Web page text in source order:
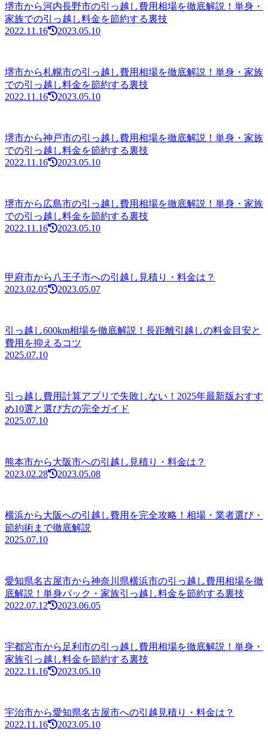
堺市から河内長野市の引っ越し費用相場を徹底解説！単身・
家族での引っ越し料金を節約する裏技
2022.11.16
2023.05.10
堺市から札幌市の引っ越し費用相場を徹底解説！単身・家族
での引っ越し料金を節約する裏技
2022.11.16
2023.05.10
堺市から神戸市の引っ越し費用相場を徹底解説！単身・家族
での引っ越し料金を節約する裏技
2022.11.16
2023.05.10
堺市から広島市の引っ越し費用相場を徹底解説！単身・家族
での引っ越し料金を節約する裏技
2022.11.16
2023.05.10
甲府市から八王子市への引越し見積り・料金は？
2023.02.05
2023.05.07
引っ越し600km相場を徹底解説！長距離引越しの料金目安と
費用を抑えるコツ
2025.07.10
引っ越し費用計算アプリで失敗しない！2025年最新版おすす
め10選と選び方の完全ガイド
2025.07.10
熊本市から大阪市への引越し見積り・料金は？
2023.02.28
2023.05.08
横浜から大阪への引越し費用を完全攻略！相場・業者選び・
節約術まで徹底解説
2025.07.10
愛知県名古屋市から神奈川県横浜市の引っ越し費用相場を徹
底解説！単身パック・家族引っ越し料金を節約する裏技
2022.07.12
2023.06.05
宇都宮市から足利市の引っ越し費用相場を徹底解説！単身・
家族引っ越し料金を節約する裏技
2022.11.16
2023.05.10
宇治市から愛知県名古屋市への引越見積り・料金は？
2022.11.16
2023.05.10